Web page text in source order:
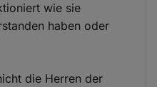
wie sie
haben oder
die Herren der